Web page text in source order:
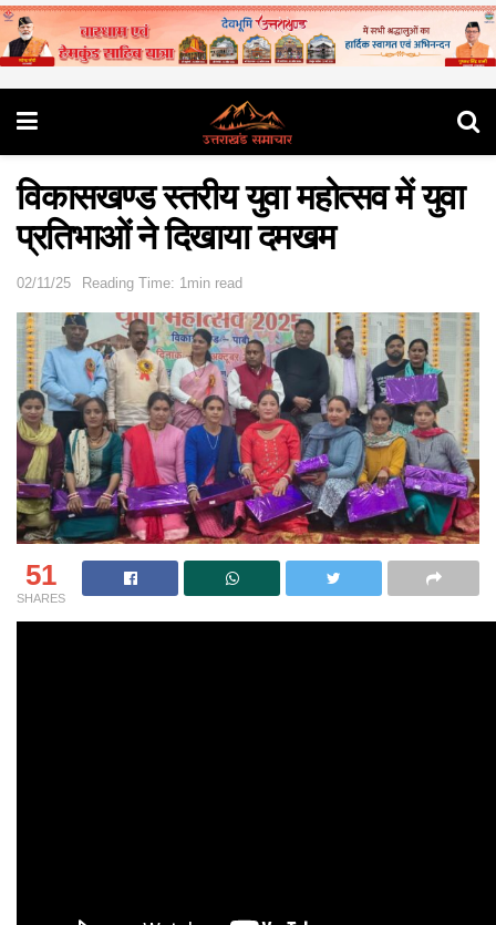
विकासखण्ड स्तरीय युवा महोत्सव में युवा
प्रतिभाओं ने दिखाया दमखम
02/11/25 Reading Time: 1min read
51
SHARES